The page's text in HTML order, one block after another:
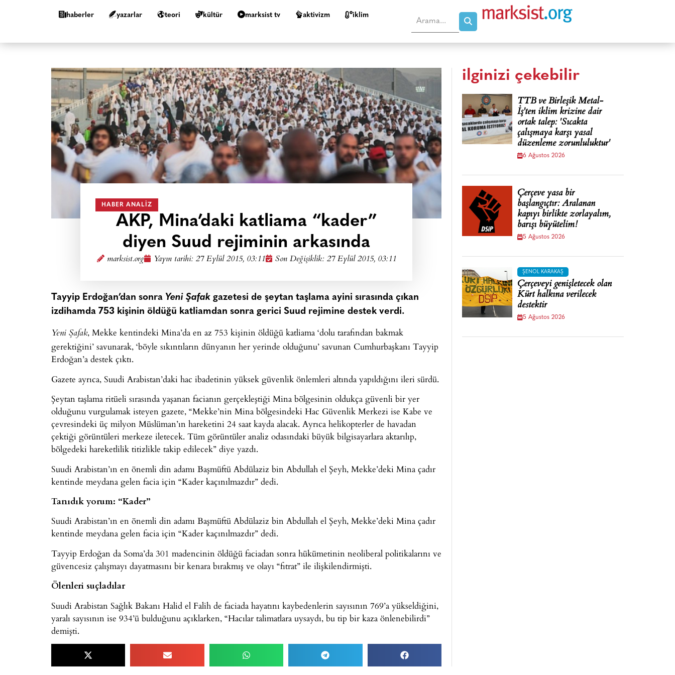
haberler yazarlar teori kültür marksist tv aktivizm i̇klim
HABER ANALIZ
AKP, Mina’daki katliama “kader”
diyen Suud rejiminin arkasında
marksist.org Yayın tarihi: 27 Eylül 2015, 03:11 Son Değişiklik: 27 Eylül 2015, 03:11
Tayyip Erdoğan’dan sonra Yeni Şafak gazetesi de şeytan taşlama ayini sırasında çıkan
izdihamda 753 kişinin öldüğü katliamdan sonra gerici Suud rejimine destek verdi.
Yeni Şafak, Mekke kentindeki Mina’da en az 753 kişinin öldüğü katliama ‘dolu tarafından bakmak
gerektiğini’ savunarak, ‘böyle sıkıntıların dünyanın her yerinde olduğunu’ savunan Cumhurbaşkanı Tayyip
Erdoğan’a destek çıktı.
Gazete ayrıca, Suudi Arabistan’daki hac ibadetinin yüksek güvenlik önlemleri altında yapıldığını ileri sürdü.
Şeytan taşlama ritüeli sırasında yaşanan facianın gerçekleştiği Mina bölgesinin oldukça güvenli bir yer
olduğunu vurgulamak isteyen gazete, “Mekke’nin Mina bölgesindeki Hac Güvenlik Merkezi ise Kabe ve
çevresindeki üç milyon Müslüman’ın hareketini 24 saat kayda alacak. Ayrıca helikopterler de havadan
çektiği görüntüleri merkeze iletecek. Tüm görüntüler analiz odasındaki büyük bilgisayarlara aktarılıp,
bölgedeki hareketlilik titizlikle takip edilecek” diye yazdı.
Suudi Arabistan’ın en önemli din adamı Başmüftü Abdülaziz bin Abdullah el Şeyh, Mekke’deki Mina çadır
kentinde meydana gelen facia için “Kader kaçınılmazdır” dedi.
Tanıdık yorum: “Kader”
Suudi Arabistan’ın en önemli din adamı Başmüftü Abdülaziz bin Abdullah el Şeyh, Mekke’deki Mina çadır
kentinde meydana gelen facia için “Kader kaçınılmazdır” dedi.
Tayyip Erdoğan da Soma’da 301 madencinin öldüğü faciadan sonra hükümetinin neoliberal politikalarını ve
güvencesiz çalışmayı dayatmasını bir kenara bırakmış ve olayı “fıtrat” ile ilişkilendirmişti.
Ölenleri suçladılar
Suudi Arabistan Sağlık Bakanı Halid el Falih de faciada hayatını kaybedenlerin sayısının 769’a yükseldiğini,
yaralı sayısının ise 934’ü bulduğunu açıklarken, “Hacılar talimatlara uysaydı, bu tip bir kaza önlenebilirdi”
demişti.
ilginizi çekebilir
TTB ve Birleşik Metal-
İş'ten iklim krizine dair
ortak talep: 'Sıcakta
çalışmaya karşı yasal
düzenleme zorunluluktur'
6 Ağustos 2026
Çerçeve yasa bir
başlangıçtır: Aralanan
kapıyı birlikte zorlayalım,
barışı büyütelim!
5 Ağustos 2026
ŞENOL KARAKAŞ
Çerçeveyi genişletecek olan
Kürt halkına verilecek
destektir
5 Ağustos 2026